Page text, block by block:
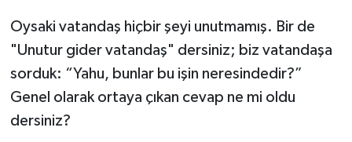
Oysaki vatandaş hiçbir şeyi unutmamış. Bir de
"Unutur gider vatandaş" dersiniz; biz vatandaşa
sorduk: “Yahu, bunlar bu işin neresindedir?”
Genel olarak ortaya çıkan cevap ne mi oldu
dersiniz?